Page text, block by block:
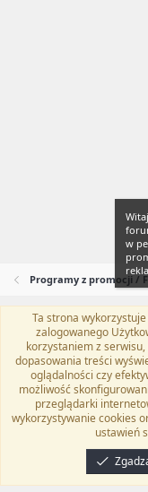
Programy z promocji /
Flat Awesome +
Kontakt
Regulamin
TwitterKontakt
RSS
Community platform by
Email Check by MPM.PM
w
Ta strona
zalogowanego
korzystaniem z
dopasowania treści
oglądalności czy
możliwość
przeglądarki
wykorzystywanie cookies
ustawień